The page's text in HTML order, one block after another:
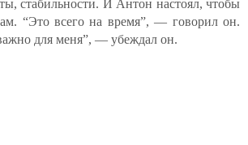
стабильности. И Антон настоял, чтобы
“Это всего на время”, — говорил он.
для меня”, — убеждал он.